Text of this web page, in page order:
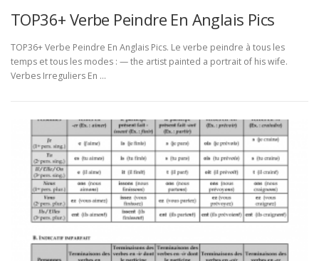
TOP36+ Verbe Peindre En Anglais Pics
TOP36+ Verbe Peindre En Anglais Pics. Le verbe peindre à tous les
temps et tous les modes : — the artist painted a portrait of his wife.
Verbes Irreguliers En …